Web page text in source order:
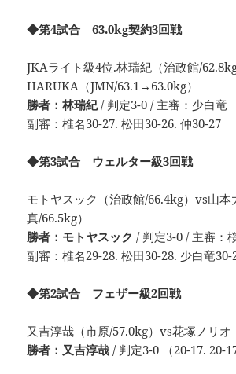
◆第4試合 63.0kg契約3回戦
JKAライト級4位.林瑞紀（治政館/
HARUKA（JMN/63.1→63.0kg）
勝者：林瑞紀/ 判定3-0 / 主審：少白竜
副審：椎名30-27. 松田30-26. 仲30-27
◆第3試合 ウェルター級3回戦
モトヤスック（治政館/66.4kg）vs山本
真/66.5kg）
勝者：モトヤスック / 判定3-0 / 主審：
副審：椎名29-28. 松田30-28. 少白竜30-
◆第2試合 フェザー級2回戦
又吉淳哉（市原/57.0kg）vs花塚ノリオ
勝者：又吉淳哉 / 判定3-0 （20-17. 20-